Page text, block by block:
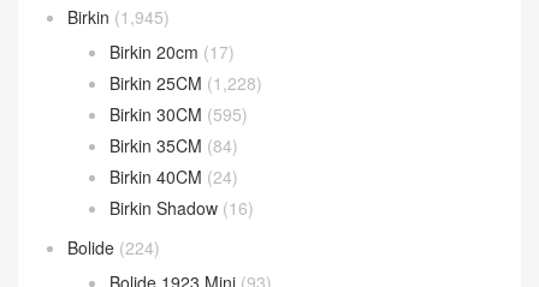
Birkin (1,945)
Birkin 20cm (17)
Birkin 25CM (1,228)
Birkin 30CM (595)
Birkin 35CM (84)
Birkin 40CM (24)
Birkin Shadow (16)
Bolide (224)